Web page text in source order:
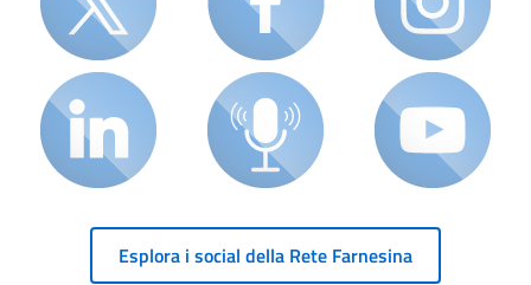
Esplora i social della Rete Farnesina